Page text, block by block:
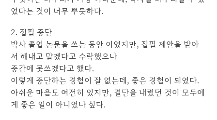
었다는 것이 너무 뿌듯하다.
2. 집필 중단
박사 졸업 논문을 쓰는 동안 이었지만, 집필 제안을 받아
서 해내고 말겠다고 수락했으나
중간에 못쓰겠다고 했다.
이렇게 중단하는 경험이 잘 없는데, 좋은 경험이 되었다.
아쉬운 마음도 여전히 있지만, 결단을 내렸던 것이 모두에
게 좋은 일이 아니었나 싶다.